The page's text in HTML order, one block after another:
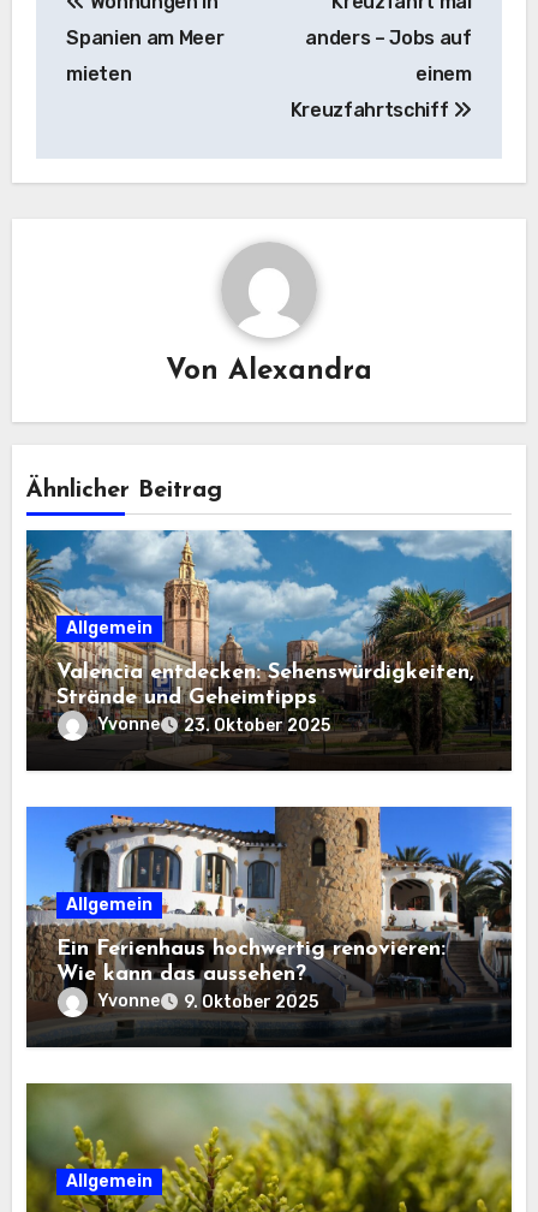
Spanien am Meer
mieten
anders – Jobs auf
einem
Kreuzfahrtschiff
Von Alexandra
Ähnlicher Beitrag
Allgemein
Valencia entdecken: Sehenswürdigkeiten,
Strände und Geheimtipps
Yvonne 23. Oktober 2025
Allgemein
Ein Ferienhaus hochwertig renovieren:
Wie kann das aussehen?
Yvonne 9. Oktober 2025
Allgemein